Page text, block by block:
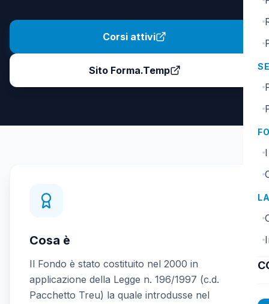
Corsi attivi
Sito Forma.Temp
Cosa è
Il Fondo è stato costituito nel 2000 in
applicazione della Legge n. 196/1997 (c.d.
Pacchetto Treu) la quale introdusse nel